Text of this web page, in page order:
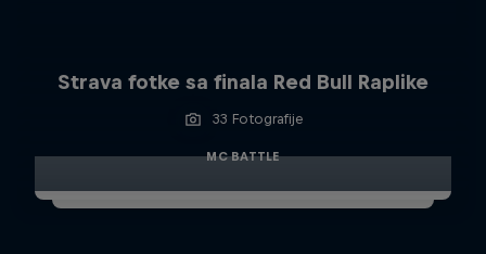
Strava fotke sa finala Red Bull Raplike
33 Fotografije
MC BATTLE